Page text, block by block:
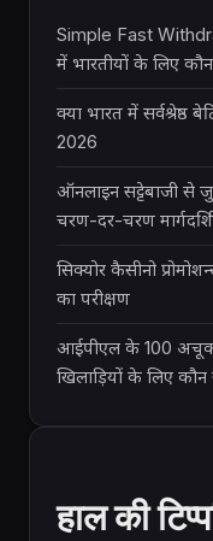
Simple Fast
में भारतीयों के लिए
क्या भारत में सर्वश्रेष्ठ
2026
ऑनलाइन सट्टेबाजी से
चरण-दर-चरण
सिक्योर कैसीनो
का परीक्षण
आईपीएल के 100 अचूक
खिलाड़ियों के लिए
हाल की